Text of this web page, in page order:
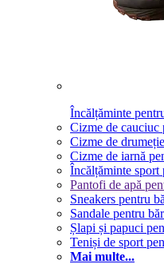
Încălțăminte
Cizme de cauciuc
Cizme de
Cizme de iarnă
Încălțăminte sport
Pantofi de apă
Sneakers pentru
Sandale pentru
Șlapi și papuci
Teniși de sport
Mai multe...